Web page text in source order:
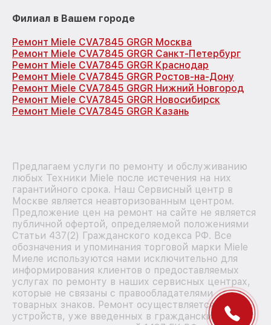
Филиал в Вашем городе
Ремонт Miele CVA7845 GRGR Москва
Ремонт Miele CVA7845 GRGR Санкт-Петербург
Ремонт Miele CVA7845 GRGR Краснодар
Ремонт Miele CVA7845 GRGR Ростов-на-Дону
Ремонт Miele CVA7845 GRGR Нижний Новгород
Ремонт Miele CVA7845 GRGR Новосибирск
Ремонт Miele CVA7845 GRGR Казань
Предлагаем услуги по ремонту и обслуживанию
любых Техники Miele после истечения на них
гарантийного срока. Наш Сервисный центр в
Москве является неавторизованным центром.
Предложение цен на ремонт на сайте не является
публичной офертой, определяемой положениями
Статьи 437(2) Гражданского кодекса РФ. Все
обозначения и упоминания торговой марки Miele
Миеле используются нами исключительно для
информирования клиентов о предоставляемых
услугах по ремонту в наших сервисных центрах,
которые не связаны с правообладателями
товарных знаков. Ремонт осуществляется для
устройств, уже введенных в гражданский оборот